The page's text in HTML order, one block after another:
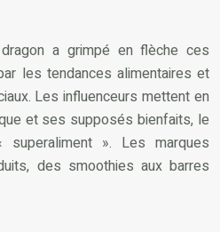
a grimpé en flèche ces
les tendances alimentaires et
Les influenceurs mettent en
et ses supposés bienfaits, le
». Les marques
des smoothies aux barres